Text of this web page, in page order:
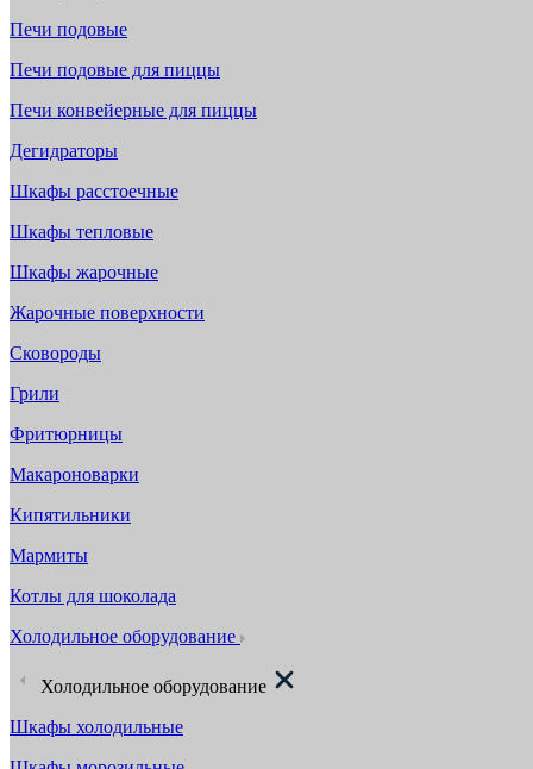
Печи подовые
Печи подовые для пиццы
Печи конвейерные для пиццы
Дегидраторы
Шкафы расстоечные
Шкафы тепловые
Шкафы жарочные
Жарочные поверхности
Сковороды
Грили
Фритюрницы
Макароноварки
Кипятильники
Мармиты
Котлы для шоколада
Холодильное оборудование
Холодильное оборудование
Шкафы холодильные